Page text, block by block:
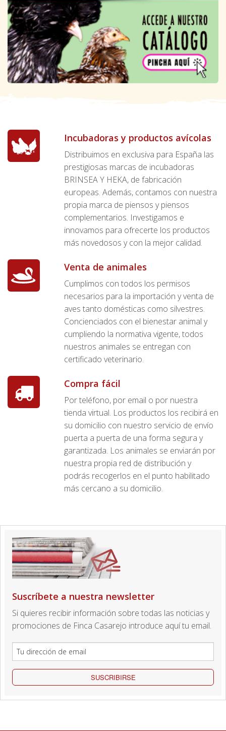
Incubadoras y productos avícolas
Distribuimos en exclusiva para España las
prestigiosas marcas de incubadoras
BRINSEA Y HEKA, de fabricación
europeas. Además, contamos con nuestra
propia marca de piensos y piensos
complementarios. Investigamos e
innovamos para ofrecerte los productos
más novedosos y con la mejor calidad.
Venta de animales
Cumplimos con todos los permisos
necesarios para la importación y venta de
aves tanto domésticas como silvestres.
Concienciados con el bienestar animal y
cumpliendo la normativa vigente, todos
nuestros animales se entregan con
certificado veterinario.
Compra fácil
Por teléfono, por email o por nuestra
tienda virtual. Los productos los recibirá en
su domicilio con nuestro servicio de envío
puerta a puerta de una forma segura y
garantizada. Los animales se enviarán por
nuestra propia red de distribución y
podrás recogerlos en el punto habilitado
más cercano a su domicilio.
Suscríbete a nuestra newsletter
Si quieres recibir información sobre todas las noticias y
promociones de Finca Casarejo introduce aquí tu email.
SUSCRIBIRSE